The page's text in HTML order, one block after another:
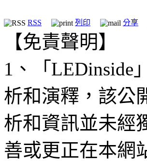
RSS 列印 分享
【免責聲明】
1、「LEDinside
析和演釋，該公
析和資訊並未經
善或更正在本網